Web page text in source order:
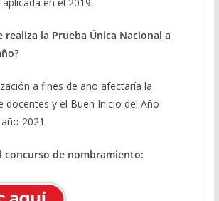
realiza la Prueba Única Nacional a
a fines de año afectaría la
docentes y el Buen Inicio del Año
2021.
concurso de nombramiento: